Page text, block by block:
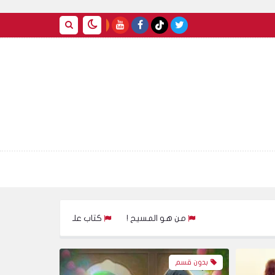
كتاب على قتل فاطمة الزهراء للكاتب حسين
بدون قسم